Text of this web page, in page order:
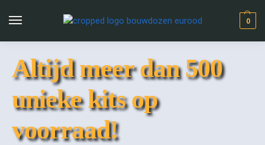
0
Altijd meer dan 500
unieke kits op
voorraad!